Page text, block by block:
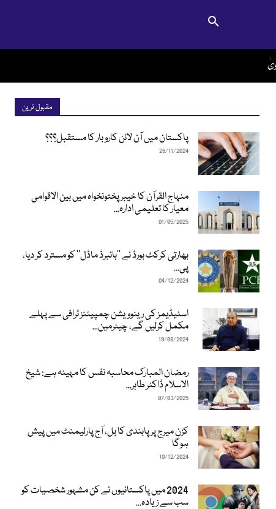
مقبول ترین
پاکستان میں آن لائن کاروبار کا مستقبل؟؟؟
28/11/2024
منہاج القرآن کا خیبرپختونخواہ میں بین الاقوامی
معیار کا تعلیمی ادارہ...
01/05/2025
بھارتی کرکٹ بورڈ نے ’’ہائبرڈ ماڈل‘‘ کو مسترد کر دیا،
پی...
04/12/2024
اسٹیڈیمز کی رینوویشن چمپیئنز ٹرافی سے پہلے
مکمل کرلیں گے، چیئرمین...
19/08/2024
رمضان المبارک محاسبہ نفس کا مہینہ ہے: شیخ
الاسلام ڈاکٹر طاہر...
07/03/2025
کزن میرج پر پابندی کا بل، آج پارلیمنٹ میں پیش
ہوگا
10/12/2024
2024 میں پاکستانیوں نے کن مشہور شخصیات کو
سب سے زیادہ...